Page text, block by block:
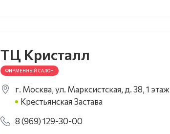
ТЦ Кристалл
ФИРМЕННЫЙ САЛОН
г. Москва, ул. Марксистская, д. 38, 1 этаж
Крестьянская Застава
8 (969) 129-30-00